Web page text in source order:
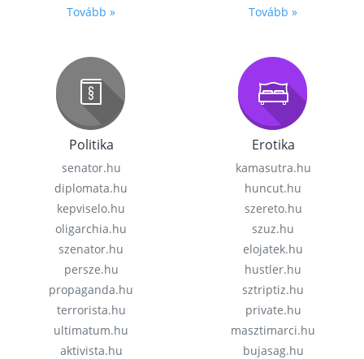
Tovább » Tovább »
Politika
senator.hu
diplomata.hu
kepviselo.hu
oligarchia.hu
szenator.hu
persze.hu
propaganda.hu
terrorista.hu
ultimatum.hu
aktivista.hu
Erotika
kamasutra.hu
huncut.hu
szereto.hu
szuz.hu
elojatek.hu
hustler.hu
sztriptiz.hu
private.hu
masztimarci.hu
bujasag.hu